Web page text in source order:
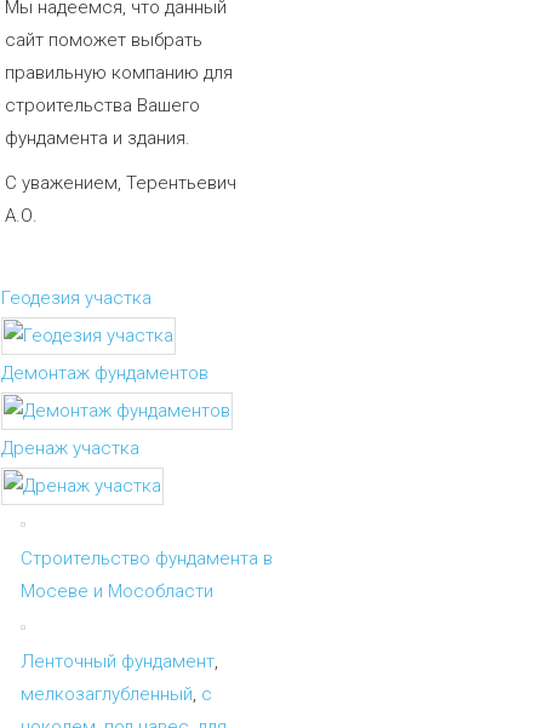
Мы надеемся, что данный
сайт поможет выбрать
правильную компанию для
строительства Вашего
фундамента и здания.
С уважением, Терентьевич
А.О.
Геодезия участка
Демонтаж фундаментов
Дренаж участка
Строительство фундамента в
Мосеве и Мособласти
Ленточный фундамент,
мелкозаглубленный, с